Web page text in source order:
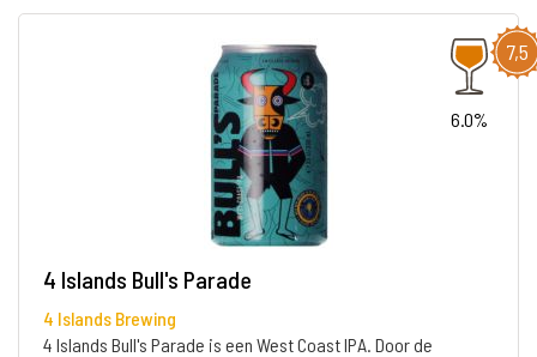
7,5
6.0%
4 Islands Bull's Parade
4 Islands Brewing
4 Islands Bull's Parade is een West Coast IPA. Door de